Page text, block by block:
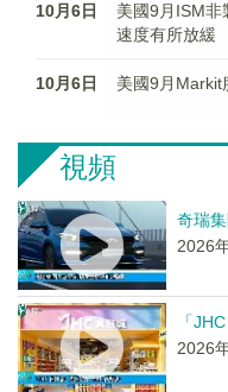
10月6日
美國9月ISM
速度有所放緩
10月6日 美國9月Markit
視頻
奇瑞
2026
「
2026